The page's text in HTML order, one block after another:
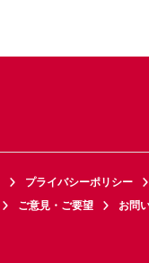
プライバシーポリシー
ご意見・ご要望 お問